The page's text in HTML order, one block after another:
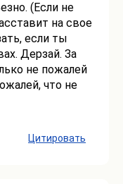
(Если не
на свое
если ты
Дерзай. За
не пожалей
что не
Цитировать